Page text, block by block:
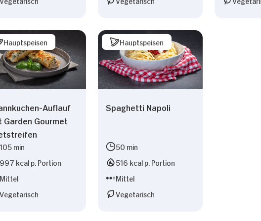
Hauptspeisen
Auflauf
Garden Gourmet
105 min
997 kcal p. Portion
Mittel
Vegetarisch
Hauptspeisen
Spaghetti Napoli
50 min
516 kcal p. Portion
Mittel
Vegetarisch